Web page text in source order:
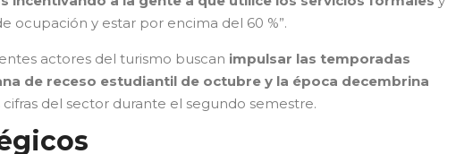
ocupación y estar por encima del 60 %”.
actores del turismo buscan impulsar las temporadas
de receso estudiantil de octubre y la época decembrina
del sector durante el segundo semestre.